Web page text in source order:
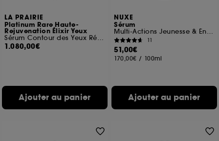
LA PRAIRIE
Platinum Rare Haute-
Rejuvenation Élixir Yeux
Sérum Contour des Yeux Régénérant
1.080,00€
Ajouter au panier
NUXE
Sérum
Multi-Actions Jeunesse & Énergie
11
51,00€
170,00€ / 100ml
Ajouter au panier